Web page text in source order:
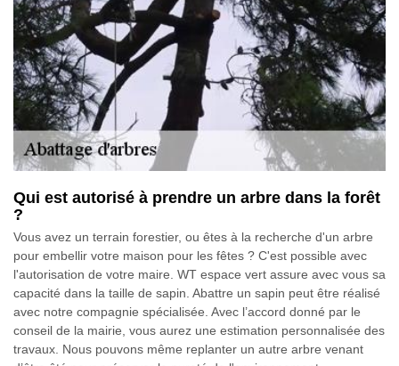
Qui est autorisé à prendre un arbre dans la forêt
?
Vous avez un terrain forestier, ou êtes à la recherche d'un arbre
pour embellir votre maison pour les fêtes ? C'est possible avec
l'autorisation de votre maire. WT espace vert assure avec vous sa
capacité dans la taille de sapin. Abattre un sapin peut être réalisé
avec notre compagnie spécialisée. Avec l’accord donné par le
conseil de la mairie, vous aurez une estimation personnalisée des
travaux. Nous pouvons même replanter un autre arbre venant